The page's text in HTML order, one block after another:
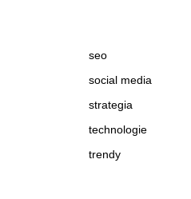
seo
social media
strategia
technologie
trendy